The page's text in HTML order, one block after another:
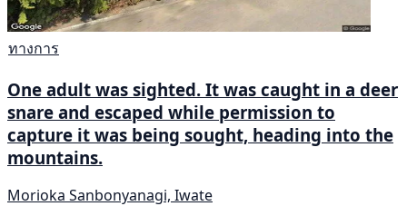
ทางการ
One adult was sighted. It was caught in a deer
snare and escaped while permission to
capture it was being sought, heading into the
mountains.
Morioka Sanbonyanagi, Iwate